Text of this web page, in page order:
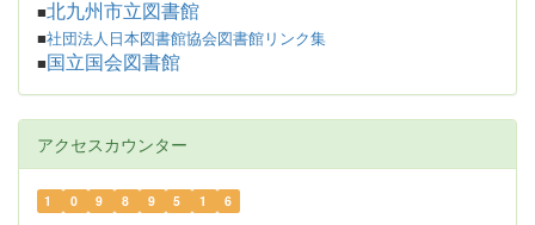
■北九州市立図書館
■社団法人日本図書館協会図書館リンク集
■ 国立国会図書館
アクセスカウンター
1 0 9 8 9 5 1 6